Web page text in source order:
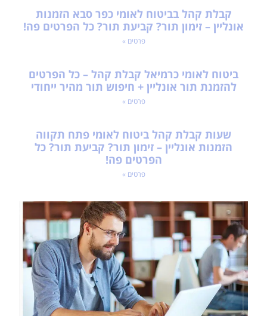
קבלת קהל בביטוח לאומי כפר סבא הזמנות
אונליין – זימון תור? קביעת תור? כל הפרטים פה!
פרטים »
ביטוח לאומי כרמיאל קבלת קהל – כל הפרטים
להזמנת תור אונליין + חיפוש תור מהיר ייחודי
פרטים »
שעות קבלת קהל ביטוח לאומי פתח תקווה
הזמנות אונליין – זימון תור? קביעת תור? כל
הפרטים פה!
פרטים »